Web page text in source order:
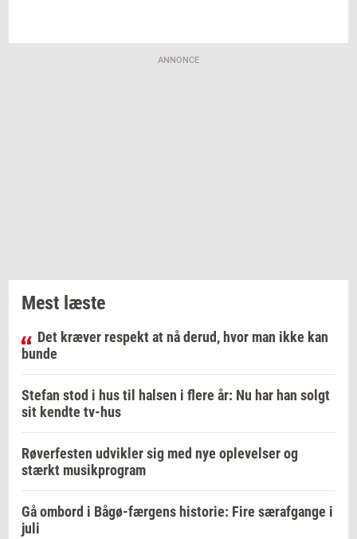
ANNONCE
Mest læste
Det kræver respekt at nå derud, hvor man ikke kan
bunde
Stefan stod i hus til halsen i flere år: Nu har han solgt
sit kendte tv-hus
Røverfesten udvikler sig med nye oplevelser og
stærkt musikprogram
Gå ombord i Bågø-færgens historie: Fire særafgange i
juli